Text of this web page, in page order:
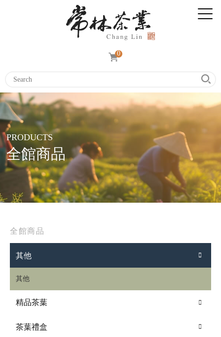
0
全館商品
PRODUCTS
全館商品
其他
其他
精品茶葉
茶葉禮盒